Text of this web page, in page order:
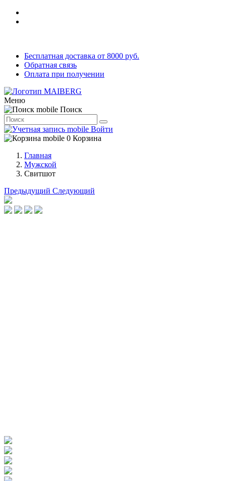
Бесплатная доставка от 8000 руб.
Обратная связь
Оплата при получении
Меню
Поиск
Войти
0 Корзина
Главная
Мужской
Свитшот
Предыдущий Следующий